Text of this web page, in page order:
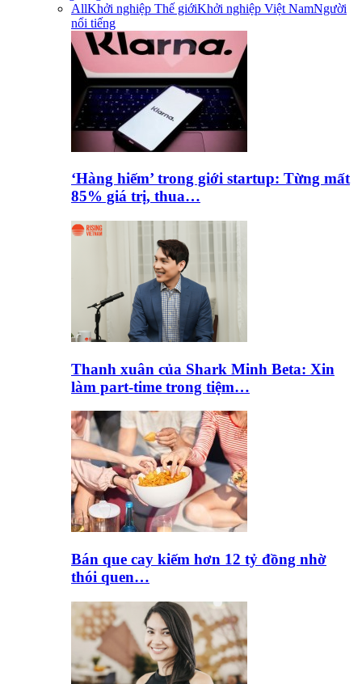
AllKhởi nghiệp Thế giớiKhởi nghiệp Việt NamNgười
nổi tiếng
‘Hàng hiếm’ trong giới startup: Từng mất
85% giá trị, thua…
Thanh xuân của Shark Minh Beta: Xin
làm part-time trong tiệm…
Bán que cay kiếm hơn 12 tỷ đồng nhờ
thói quen…